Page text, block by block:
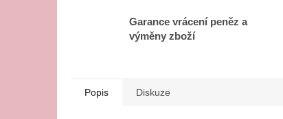
Garance vrácení peněz a
výměny zboží
Popis Diskuze